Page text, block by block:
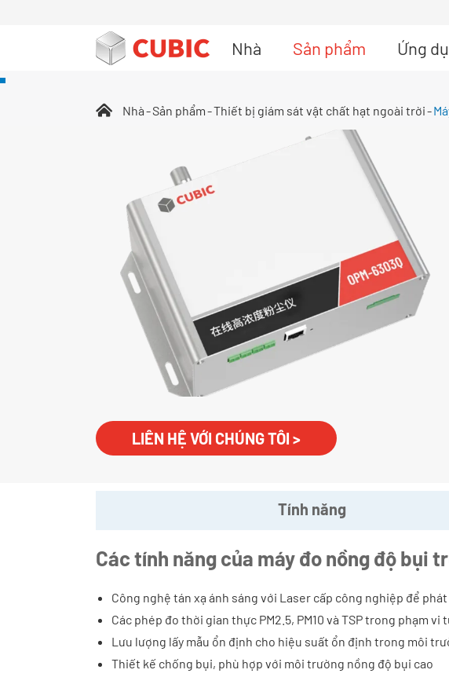
Nhà Sản phẩm Ứng
Nhà Sản phẩm Thiết bị giám sát vật chất hạt ngoài trời
LIÊN HỆ VỚI CHÚNG TÔI >
Tính năng
Các tính năng của máy đo nồng độ bụi
Công nghệ tán xạ ánh sáng với Laser cấp công nghiệp để
Các phép đo thời gian thực PM2.5, PM10 và TSP trong phạm vi
Lưu lượng lấy mẫu ổn định cho hiệu suất ổn định trong môi
Thiết kế chống bụi, phù hợp với môi trường nồng độ bụi cao